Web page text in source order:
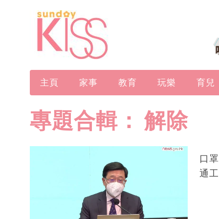
主頁 家事 教育 玩樂 育兒
專題合輯： 解除
口
通